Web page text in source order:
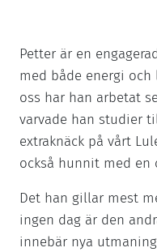
Petter är en
med både energi
oss har han arbetat
varvade han studier
extraknäck på vårt
också hunnit med en
Det han gillar mest
ingen dag är den
innebär nya